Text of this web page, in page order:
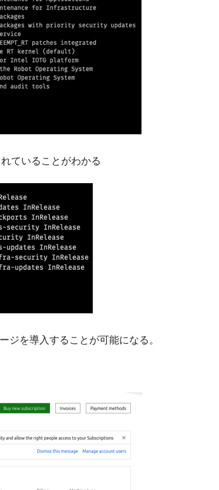
ていることがわかる
ジを導入することが可能になる。